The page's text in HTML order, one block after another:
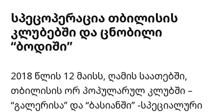
სპეცოპერაცია თბილისის
კლუბებში და ცნობილი
“ბოდიში”
2018 წლის 12 მაისს, ღამის საათებში,
თბილისის ორ პოპულარულ კლუბში –
“გალერისა” და “ბასიანში” -სპეციალური